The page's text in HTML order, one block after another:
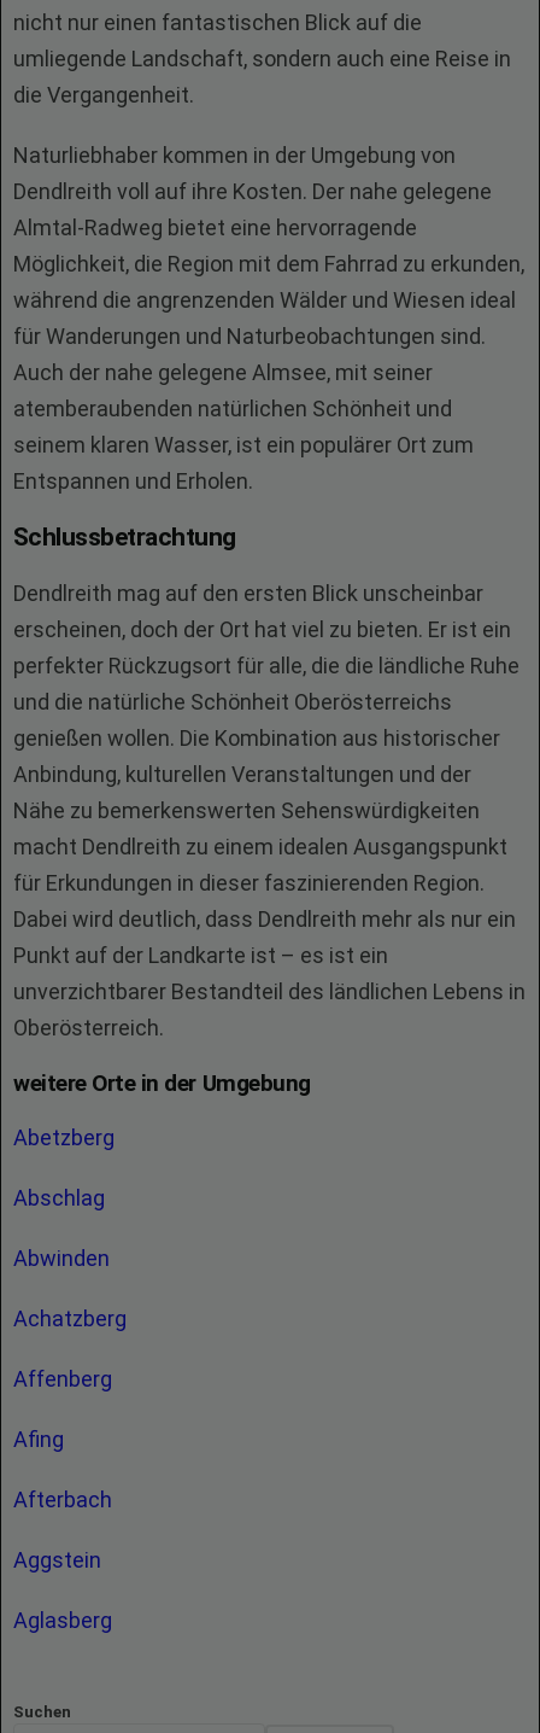
nicht nur einen fantastischen Blick auf die
umliegende Landschaft, sondern auch eine Reise in
die Vergangenheit.
Naturliebhaber kommen in der Umgebung von
Dendlreith voll auf ihre Kosten. Der nahe gelegene
Almtal-Radweg bietet eine hervorragende
Möglichkeit, die Region mit dem Fahrrad zu erkunden,
während die angrenzenden Wälder und Wiesen ideal
für Wanderungen und Naturbeobachtungen sind.
Auch der nahe gelegene Almsee, mit seiner
atemberaubenden natürlichen Schönheit und
seinem klaren Wasser, ist ein populärer Ort zum
Entspannen und Erholen.
Schlussbetrachtung
Dendlreith mag auf den ersten Blick unscheinbar
erscheinen, doch der Ort hat viel zu bieten. Er ist ein
perfekter Rückzugsort für alle, die die ländliche Ruhe
und die natürliche Schönheit Oberösterreichs
genießen wollen. Die Kombination aus historischer
Anbindung, kulturellen Veranstaltungen und der
Nähe zu bemerkenswerten Sehenswürdigkeiten
macht Dendlreith zu einem idealen Ausgangspunkt
für Erkundungen in dieser faszinierenden Region.
Dabei wird deutlich, dass Dendlreith mehr als nur ein
Punkt auf der Landkarte ist – es ist ein
unverzichtbarer Bestandteil des ländlichen Lebens in
Oberösterreich.
weitere Orte in der Umgebung
Abetzberg
Abschlag
Abwinden
Achatzberg
Affenberg
Afing
Afterbach
Aggstein
Aglasberg
Suchen